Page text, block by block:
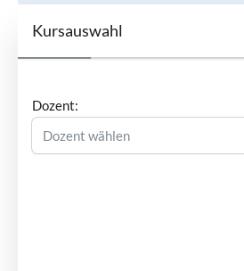
Kursauswahl
Dozent:
Dozent wählen